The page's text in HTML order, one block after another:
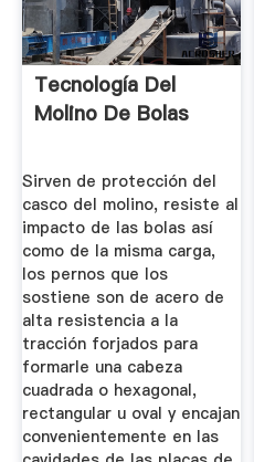
Tecnología Del
Molino De Bolas
Sirven de protección del
casco del molino, resiste al
impacto de las bolas así
como de la misma carga,
los pernos que los
sostiene son de acero de
alta resistencia a la
tracción forjados para
formarle una cabeza
cuadrada o hexagonal,
rectangular u oval y encajan
convenientemente en las